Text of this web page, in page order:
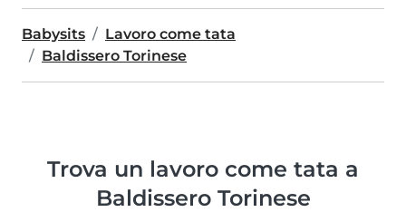
Babysits
Lavoro come tata
Baldissero Torinese
Trova un lavoro come tata a
Baldissero Torinese